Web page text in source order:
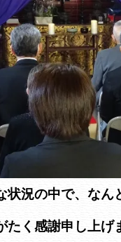
状況の中で、な
たく感謝申し上